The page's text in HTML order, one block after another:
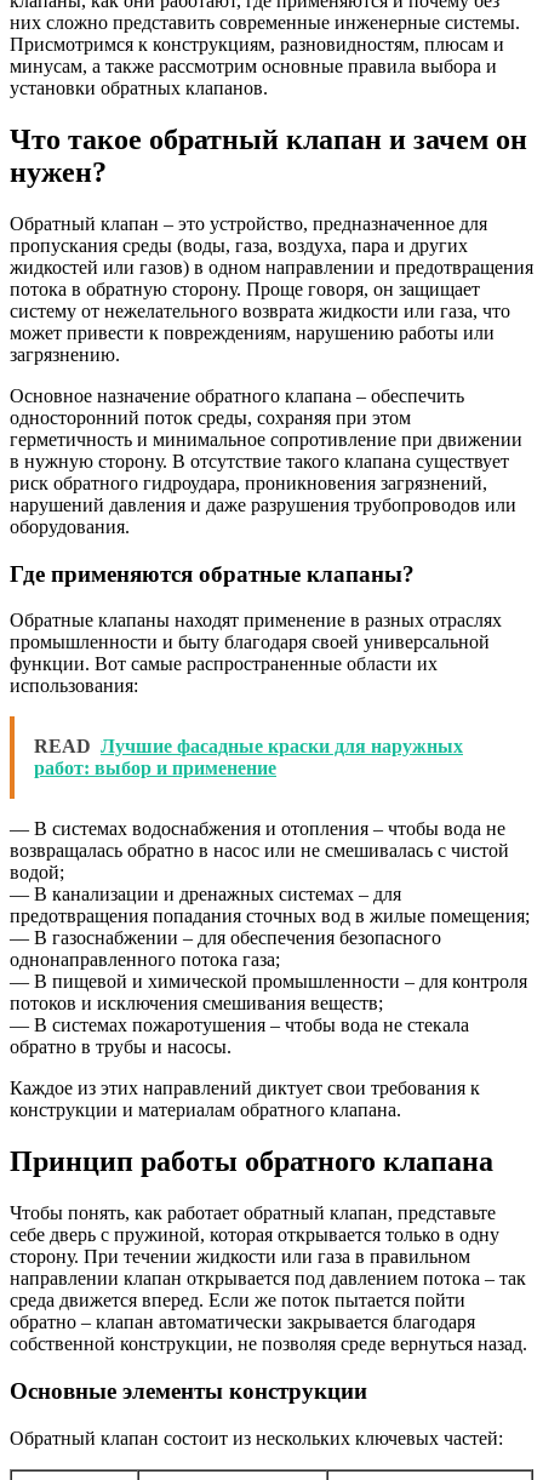
них сложно представить современные инженерные системы.
Присмотримся к конструкциям, разновидностям, плюсам и
минусам, а также рассмотрим основные правила выбора и
установки обратных клапанов.
Что такое обратный клапан и зачем он
нужен?
Обратный клапан – это устройство, предназначенное для
пропускания среды (воды, газа, воздуха, пара и других
жидкостей или газов) в одном направлении и предотвращения
потока в обратную сторону. Проще говоря, он защищает
систему от нежелательного возврата жидкости или газа, что
может привести к повреждениям, нарушению работы или
загрязнению.
Основное назначение обратного клапана – обеспечить
односторонний поток среды, сохраняя при этом
герметичность и минимальное сопротивление при движении
в нужную сторону. В отсутствие такого клапана существует
риск обратного гидроудара, проникновения загрязнений,
нарушений давления и даже разрушения трубопроводов или
оборудования.
Где применяются обратные клапаны?
Обратные клапаны находят применение в разных отраслях
промышленности и быту благодаря своей универсальной
функции. Вот самые распространенные области их
использования:
READ Лучшие фасадные краски для наружных
работ: выбор и применение
— В системах водоснабжения и отопления – чтобы вода не
возвращалась обратно в насос или не смешивалась с чистой
водой;
— В канализации и дренажных системах – для
предотвращения попадания сточных вод в жилые помещения;
— В газоснабжении – для обеспечения безопасного
однонаправленного потока газа;
— В пищевой и химической промышленности – для контроля
потоков и исключения смешивания веществ;
— В системах пожаротушения – чтобы вода не стекала
обратно в трубы и насосы.
Каждое из этих направлений диктует свои требования к
конструкции и материалам обратного клапана.
Принцип работы обратного клапана
Чтобы понять, как работает обратный клапан, представьте
себе дверь с пружиной, которая открывается только в одну
сторону. При течении жидкости или газа в правильном
направлении клапан открывается под давлением потока – так
среда движется вперед. Если же поток пытается пойти
обратно – клапан автоматически закрывается благодаря
собственной конструкции, не позволяя среде вернуться назад.
Основные элементы конструкции
Обратный клапан состоит из нескольких ключевых частей: